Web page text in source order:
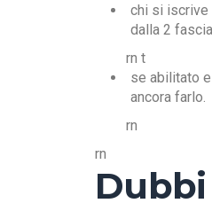
chi si iscrive
dalla 2
rn t
se abilitato
ancora farlo.
rn
rn